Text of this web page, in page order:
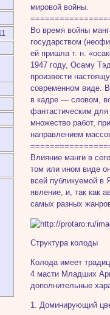
мировой войны.
Во время войны
государством
ей пришла т. н.
1947 году, Осаму
произвести
современном виде.
в кадре — словом,
фантастическим
множество работ,
направлением
Влияние манги в
том или ином виде
всей публикуемой в
явление, и, так как
самых разных
Структура колоды
Колода имеет
4 масти Младших
дополнительные
1. Доминирующий